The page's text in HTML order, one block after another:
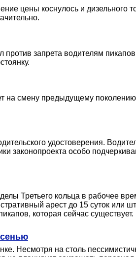
цены коснулось и дизельного
запрета водителям
на смену предыдущему
удостоверения.
законопроекта особо
Третьего кольца в рабочее
арест до 15 суток или
которая сейчас существует.
Несмотря на столь